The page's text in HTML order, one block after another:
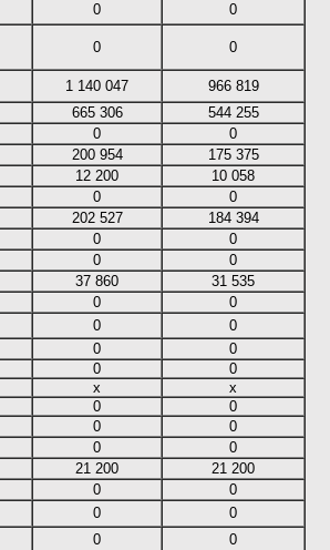
0 0
0 0
1 140 047
966 819
665 306
544 255
0
0
200 954
175 375
12 200
10 058
0
0
202 527
184 394
0
0
0
0
37 860
31 535
0
0
0
0
0
0
0
0
х
х
0
0
0
0
0
0
21 200
21 200
0
0
0
0
0
0